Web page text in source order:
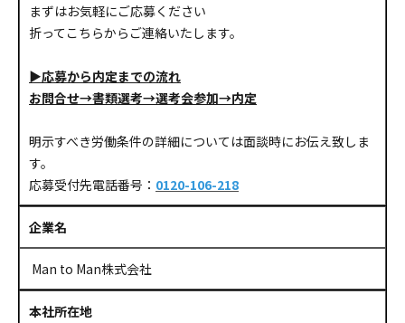
まずはお気軽にご応募ください
折ってこちらからご連絡いたします。
▶応募から内定までの流れ
お問合せ→書類選考→選考会参加→内定
明示すべき労働条件の詳細については面談時にお伝え致しま
す。
応募受付先電話番号： 0120-106-218
企業名
Man to Man株式会社
本社所在地